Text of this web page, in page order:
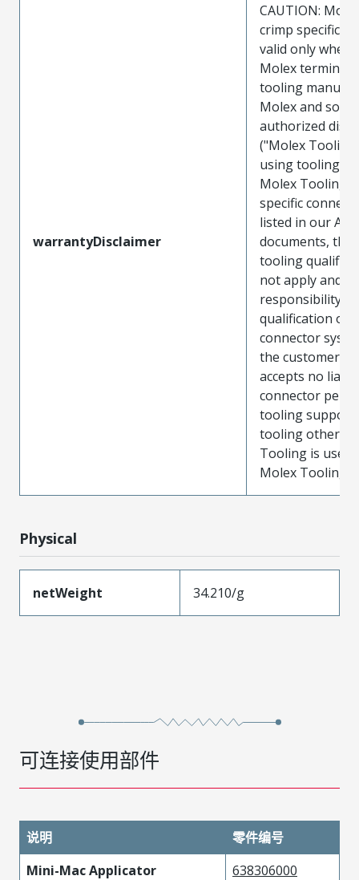
warrantyDisclaimer
CAUTION:
crimp
valid only when
Molex
tooling
Molex and sold
authorized
("Molex
using tooling
Molex Tooling
specific
listed in our ATS
documents, the
tooling
not apply and
responsibility
qualification of
connector
the customer.
accepts no
connector
tooling support
tooling other
Tooling is used
Molex Tooling
Physical
netWeight 34.210/g
可连接使用部件
说明
零件编号
Mini-Mac Applicator
638306000